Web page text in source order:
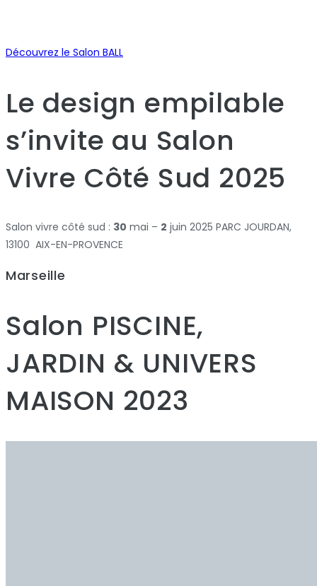
Découvrez le Salon BALL
Le design empilable
s’invite au Salon
Vivre Côté Sud 2025
Salon vivre côté sud : 30 mai – 2 juin 2025 PARC JOURDAN,
13100 AIX-EN-PROVENCE
Marseille
Salon PISCINE,
JARDIN & UNIVERS
MAISON 2023